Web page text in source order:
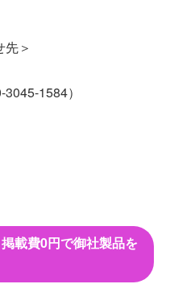
＞
1584）
載費0円で御社製品を